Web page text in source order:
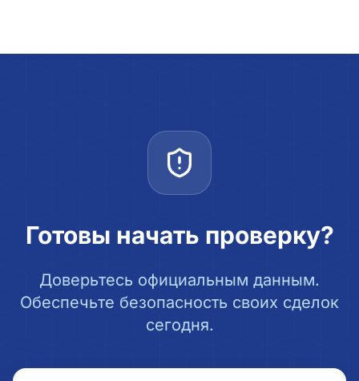
Готовы начать проверку?
Доверьтесь официальным данным.
Обеспечьте безопасность своих сделок
сегодня.